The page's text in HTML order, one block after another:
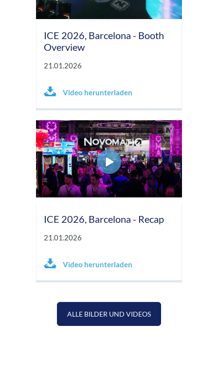
ICE 2026, Barcelona - Booth
Overview
21.01.2026
Video herunterladen
ICE 2026, Barcelona - Recap
21.01.2026
Video herunterladen
ALLE BILDER UND VIDEOS